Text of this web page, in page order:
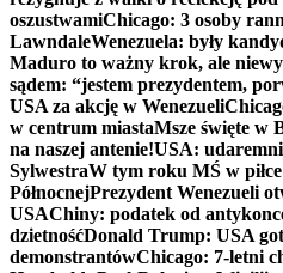
oszustwamiChicago: 3 osoby
LawndaleWenezuela: były
Maduro to ważny krok, ale
sądem: “jestem prezydentem,
USA za akcję w Wenezueli
w centrum miastaMsze święte w
na naszej antenie!USA:
SylwestraW tym roku MŚ w
PółnocnejPrezydent Wenezueli
USAChiny: podatek od
dzietnośćDonald Trump: USA
demonstrantówChicago: 7-letni